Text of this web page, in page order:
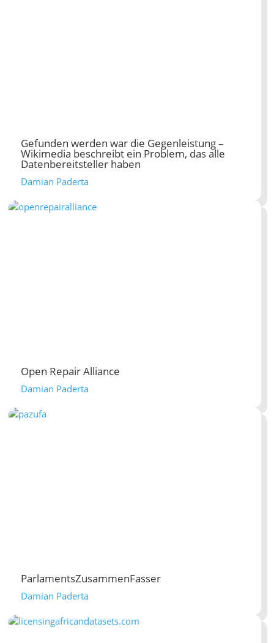
Gefunden werden war die Gegenleistung –
Wikimedia beschreibt ein Problem, das alle
Datenbereitsteller haben
Damian Paderta
Open Repair Alliance
Damian Paderta
ParlamentsZusammenFasser
Damian Paderta